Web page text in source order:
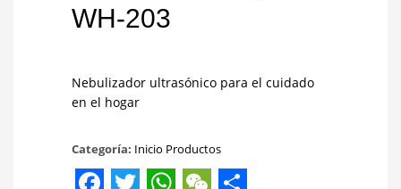
WH-203
Nebulizador ultrasónico para el cuidado
en el hogar
Categoría: Inicio Productos